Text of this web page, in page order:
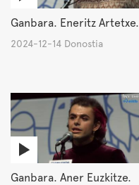
Ganbara. Eneritz Artetxe.
2024-12-14 Donostia
Ganbara. Aner Euzkitze.